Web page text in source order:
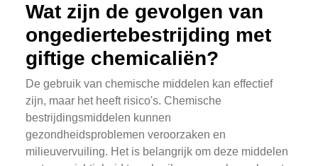
Wat zijn de gevolgen van
ongediertebestrijding met
giftige chemicaliën?
De gebruik van chemische middelen kan effectief
zijn, maar het heeft risico's. Chemische
bestrijdingsmiddelen kunnen
gezondheidsproblemen veroorzaken en
milieuvervuiling. Het is belangrijk om deze middelen